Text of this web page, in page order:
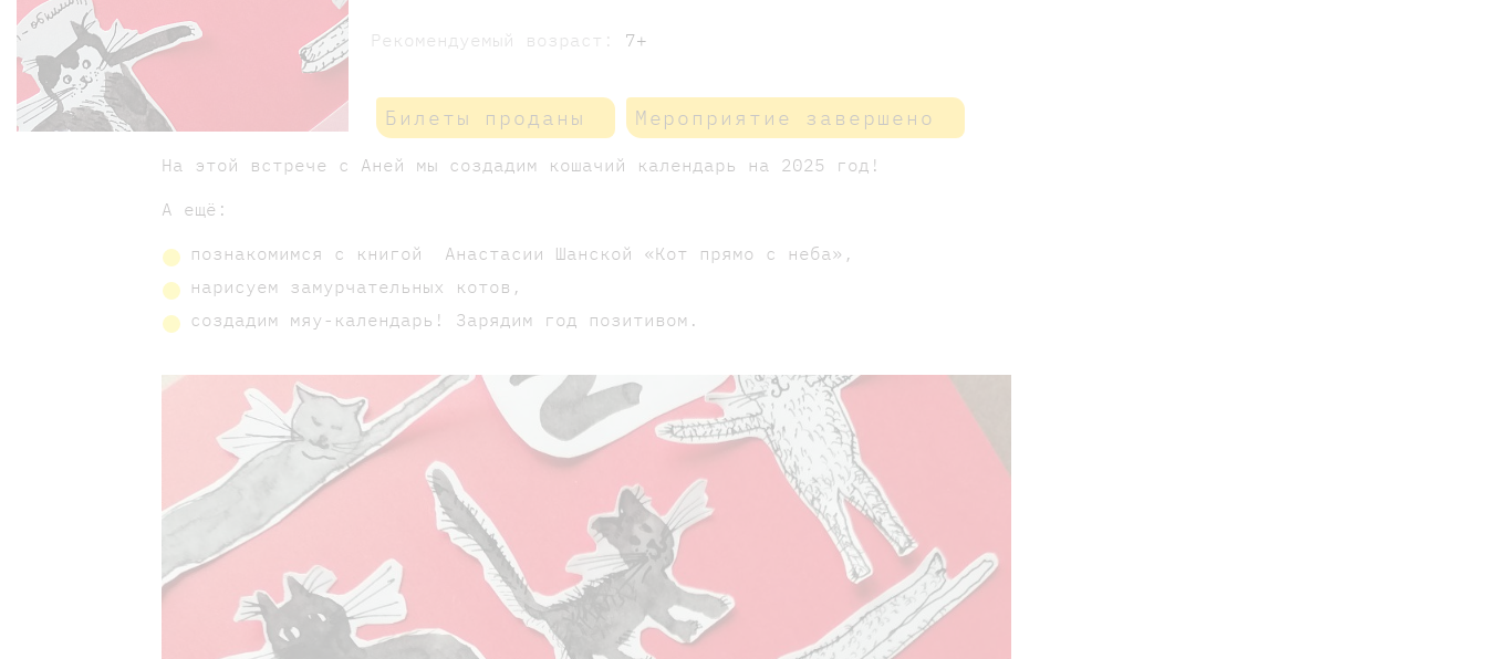
Рекомендуемый возраст: 7+
Билеты проданы Мероприятие завершено
На этой встрече с Аней мы создадим кошачий календарь на 2025 год!
А ещё:
познакомимся с книгой Анастасии Шанской «Кот прямо с неба»,
нарисуем замурчательных котов,
создадим мяу-календарь! Зарядим год позитивом.